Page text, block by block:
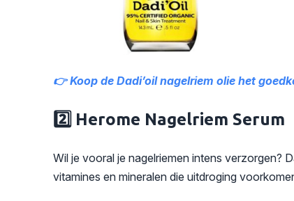
👉 Koop de Dadi’oil nagelriem olie het
2️⃣ Herome Nagelriem Serum
Wil je vooral je nagelriemen intens verzorgen?
vitamines en mineralen die uitdroging